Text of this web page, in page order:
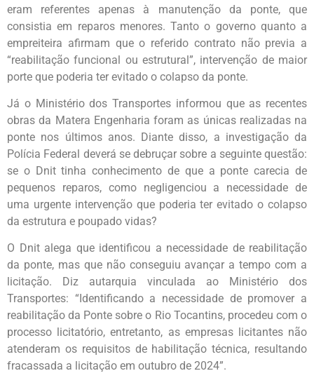
eram referentes apenas à manutenção da ponte, que
consistia em reparos menores. Tanto o governo quanto a
empreiteira afirmam que o referido contrato não previa a
“reabilitação funcional ou estrutural”, intervenção de maior
porte que poderia ter evitado o colapso da ponte.
Já o Ministério dos Transportes informou que as recentes
obras da Matera Engenharia foram as únicas realizadas na
ponte nos últimos anos. Diante disso, a investigação da
Polícia Federal deverá se debruçar sobre a seguinte questão:
se o Dnit tinha conhecimento de que a ponte carecia de
pequenos reparos, como negligenciou a necessidade de
uma urgente intervenção que poderia ter evitado o colapso
da estrutura e poupado vidas?
O Dnit alega que identificou a necessidade de reabilitação
da ponte, mas que não conseguiu avançar a tempo com a
licitação. Diz autarquia vinculada ao Ministério dos
Transportes: “Identificando a necessidade de promover a
reabilitação da Ponte sobre o Rio Tocantins, procedeu com o
processo licitatório, entretanto, as empresas licitantes não
atenderam os requisitos de habilitação técnica, resultando
fracassada a licitação em outubro de 2024”.